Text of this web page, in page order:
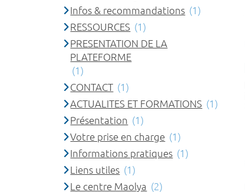
Infos & recommandations (1)
RESSOURCES (1)
PRESENTATION DE LA
PLATEFORME
(1)
CONTACT (1)
ACTUALITES ET FORMATIONS (1)
Présentation (1)
Votre prise en charge (1)
Informations pratiques (1)
Liens utiles (1)
Le centre Maolya (2)